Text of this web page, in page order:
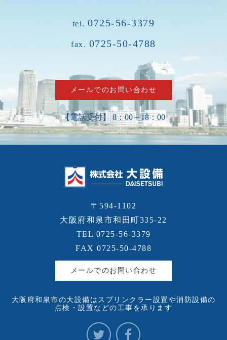
tel.0725-56-3379
fax. 0725-50-4788
メールでのお問い合わせ
【電話受付】 8：00～18：00
〒594-1102
大阪府和泉市和田町335-22
TEL 0725-56-3379
FAX 0725-50-4788
メールでのお問い合わせ
大阪府和泉市の大設備はスプリンクラー設置や消防設備の
点検・設置などの工事を承ります